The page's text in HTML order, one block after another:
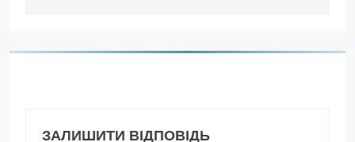
ЗАЛИШИТИ ВІДПОВІДЬ